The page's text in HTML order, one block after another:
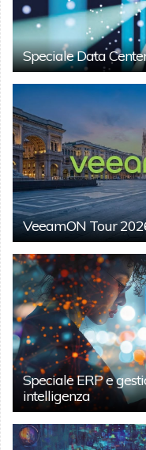
Speciale Data
VeeamON Tour
Speciale ERP e
intelligenza